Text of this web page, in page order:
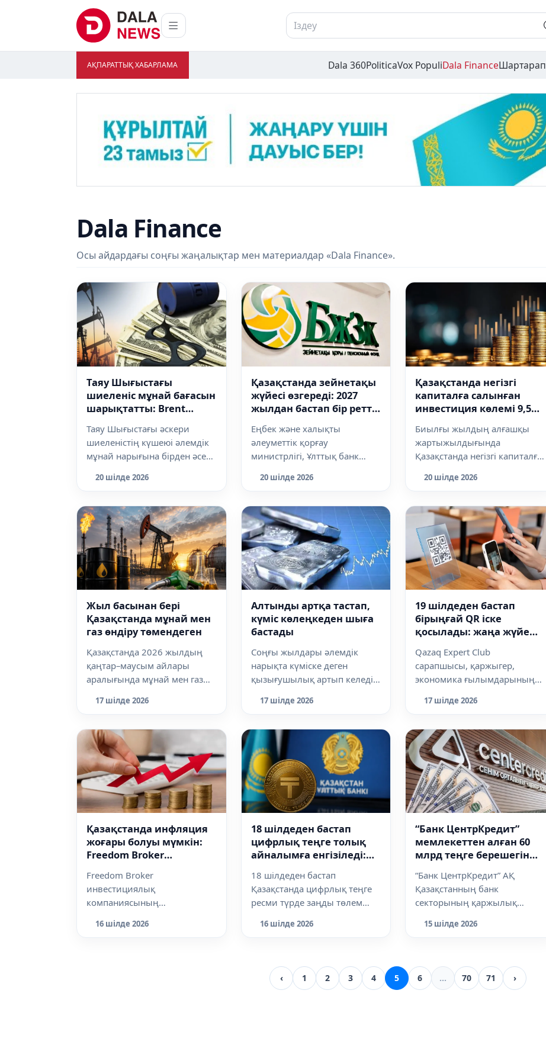
АҚПАРАТТЫҚ ХАБАРЛАМА Dala 360PoliticaVox PopuliDala FinanceШартарап
Dala Finance
Осы айдардағы соңғы жаңалықтар мен материалдар «Dala Finance».
Таяу Шығыстағы
шиеленіс мұнай бағасын
шарықтатты: Brent
асты
Таяу Шығыстағы әскери
шиеленістің күшеюі әлемдік
мұнай нарығына бірден әсер
барысын...
20 шілде 2026
Қазақстанда зейнетақы
жүйесі өзгереді: 2027
жылдан бастап бір реттік
Еңбек және халықты
әлеуметтік қорғау
министрлігі, Ұлттық банк
зейнетақы қоры (БЖЗҚ) з...
20 шілде 2026
Қазақстанда негізгі
капиталға салынған
инвестиция көлемі 9,5
Биылғы жылдың алғашқы
жартыжылдығында
Қазақстанда негізгі капиталға
9,5 трлн теңген...
20 шілде 2026
Жыл басынан бері
Қазақстанда мұнай мен
газ өндіру төмендеген
Қазақстанда 2026 жылдың
қаңтар–маусым айлары
аралығында мұнай мен газ
сәйкес кезеңі...
17 шілде 2026
Алтынды артқа тастап,
күміс көлеңкеден шыға
бастады
Соңғы жылдары әлемдік
нарықта күміске деген
қызығушылық артып келеді.
бұл үрдіске бір...
17 шілде 2026
19 шілдеден бастап
бірыңғай QR іске
қосылады: жаңа жүйе
Qazaq Expert Club
сарапшысы, қаржыгер,
экономика ғылымдарының
Ілиясованың айтуынша, 2026
17 шілде 2026
Қазақстанда инфляция
жоғары болуы мүмкін:
Freedom Broker
болжамдарын айтты
Freedom Broker
инвестициялық
компаниясының
инфляцияға қатысты
16 шілде 2026
18 шілдеден бастап
цифрлық теңге толық
айналымға енгізіледі:
білуі керек?
18 шілдеден бастап
Қазақстанда цифрлық теңге
ресми түрде заңды төлем
болады. Осы күннен...
16 шілде 2026
“Банк ЦентрКредит”
мемлекеттен алған 60
млрд теңге берешегін
банк мәлімдемесі
“Банк ЦентрКредит” АҚ
Қазақстанның банк
секторының қаржылық
бағдарламасы аясында
15 шілде 2026
‹ 1 2 3 4 5 6 ... 70 71 ›